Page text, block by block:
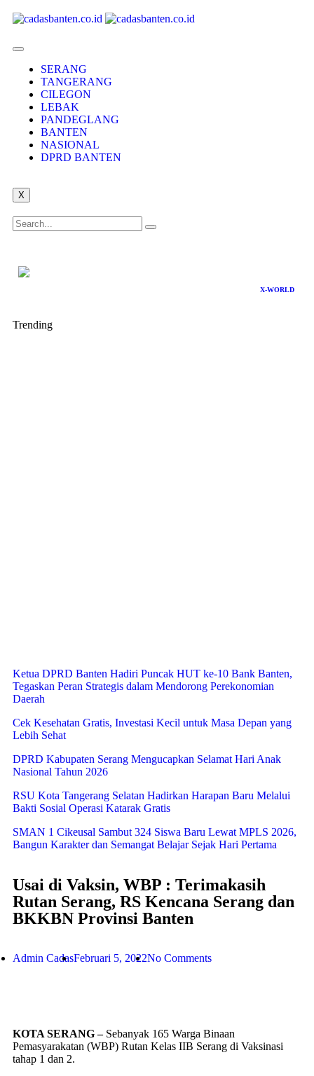
SERANG
TANGERANG
CILEGON
LEBAK
PANDEGLANG
BANTEN
NASIONAL
DPRD BANTEN
X
X-WORLD
Trending
Ketua DPRD Banten Hadiri Puncak HUT ke-10 Bank Banten,
Tegaskan Peran Strategis dalam Mendorong Perekonomian
Daerah
Cek Kesehatan Gratis, Investasi Kecil untuk Masa Depan yang
Lebih Sehat
DPRD Kabupaten Serang Mengucapkan Selamat Hari Anak
Nasional Tahun 2026
RSU Kota Tangerang Selatan Hadirkan Harapan Baru Melalui
Bakti Sosial Operasi Katarak Gratis
SMAN 1 Cikeusal Sambut 324 Siswa Baru Lewat MPLS 2026,
Bangun Karakter dan Semangat Belajar Sejak Hari Pertama
Usai di Vaksin, WBP : Terimakasih
Rutan Serang, RS Kencana Serang dan
BKKBN Provinsi Banten
Admin CadasFebruari 5, 2022No Comments
KOTA SERANG –Sebanyak 165 Warga Binaan
Pemasyarakatan (WBP) Rutan Kelas IIB Serang di Vaksinasi
tahap 1 dan 2.